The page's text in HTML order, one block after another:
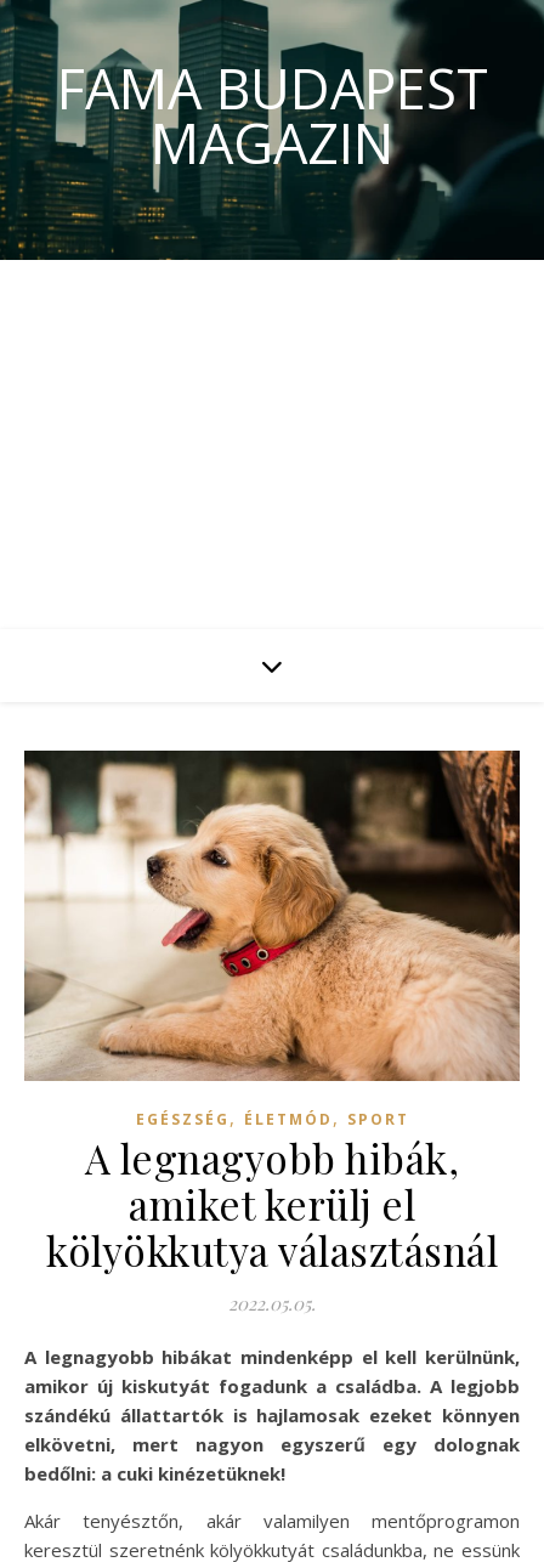
FAMA BUDAPEST
MAGAZIN
EGÉSZSÉG , ÉLETMÓD , SPORT
A legnagyobb hibák,
amiket kerülj el
kölyökkutya választásnál
2022.05.05.
A legnagyobb hibákat mindenképp el kell kerülnünk,
amikor új kiskutyát fogadunk a családba. A legjobb
szándékú állattartók is hajlamosak ezeket könnyen
elkövetni, mert nagyon egyszerű egy dolognak
bedőlni: a cuki kinézetüknek!
Akár tenyésztőn, akár valamilyen mentőprogramon
keresztül szeretnénk kölyökkutyát családunkba, ne essünk